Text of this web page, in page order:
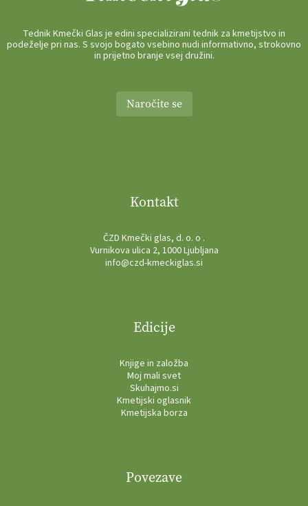
Tednik Kmečki Glas je edini specializirani tednik za kmetijstvo in
podeželje pri nas. S svojo bogato vsebino nudi informativno, strokovno
in prijetno branje vsej družini.
Naročite se
Kontakt
ČZD Kmečki glas, d. o. o .
Vurnikova ulica 2, 1000 Ljubljana
info@czd-kmeckiglas.si
Edicije
Knjige in založba
Moj mali svet
Skuhajmo.si
Kmetijski oglasnik
Kmetijska borza
Povezave